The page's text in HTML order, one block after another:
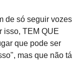
de só seguir vozes
isso, TEM QUE
que pode ser
mas que não tá